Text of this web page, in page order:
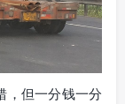
，但一分钱一分